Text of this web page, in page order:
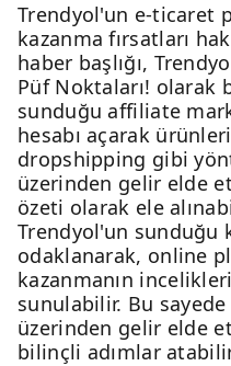
Trendyol'un e-ticaret
kazanma fırsatları
haber başlığı,
Püf Noktaları! olarak
sunduğu affiliate
hesabı açarak
dropshipping gibi
üzerinden gelir elde
özeti olarak ele
Trendyol'un sunduğu
odaklanarak, online
kazanmanın
sunulabilir. Bu
üzerinden gelir elde
bilinçli adımlar